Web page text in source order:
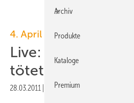
4. April 2011, 15.00 Uhr
Live:
tötet Keime
28.03.2011 Druckvorschau
Archiv
Produkte
Kataloge
Premium